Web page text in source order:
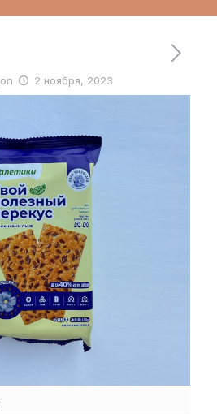
on 2 ноября, 2023